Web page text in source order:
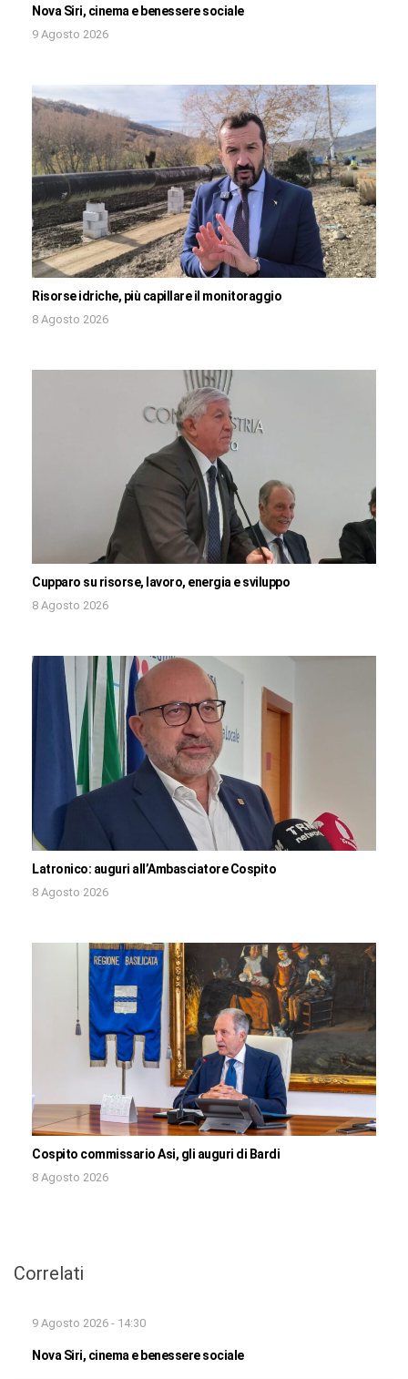
Nova Siri, cinema e benessere sociale
9 Agosto 2026
Risorse idriche, più capillare il monitoraggio
8 Agosto 2026
Cupparo su risorse, lavoro, energia e sviluppo
8 Agosto 2026
Latronico: auguri all’Ambasciatore Cospito
8 Agosto 2026
Cospito commissario Asi, gli auguri di Bardi
8 Agosto 2026
Correlati
9 Agosto 2026 - 14:30
Nova Siri, cinema e benessere sociale